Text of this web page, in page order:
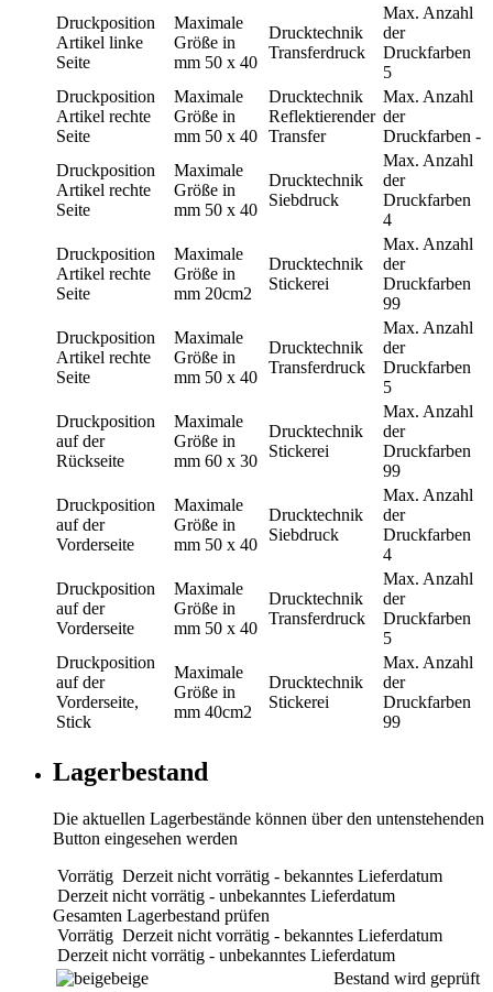
Druckposition
Artikel linke
Seite
Maximale
Größe in
mm 50 x 40
Drucktechnik
Transferdruck
Max. Anzahl
der
Druckfarben
5
Druckposition
Artikel rechte
Seite
Maximale
Größe in
mm 50 x 40
Drucktechnik
Reflektierender
Transfer
Max. Anzahl
der
Druckfarben -
Druckposition
Artikel rechte
Seite
Maximale
Größe in
mm 50 x 40
Drucktechnik
Siebdruck
Max. Anzahl
der
Druckfarben
4
Druckposition
Artikel rechte
Seite
Maximale
Größe in
mm 20cm2
Drucktechnik
Stickerei
Max. Anzahl
der
Druckfarben
99
Druckposition
Artikel rechte
Seite
Maximale
Größe in
mm 50 x 40
Drucktechnik
Transferdruck
Max. Anzahl
der
Druckfarben
5
Druckposition
auf der
Rückseite
Maximale
Größe in
mm 60 x 30
Drucktechnik
Stickerei
Max. Anzahl
der
Druckfarben
99
Druckposition
auf der
Vorderseite
Maximale
Größe in
mm 50 x 40
Drucktechnik
Siebdruck
Max. Anzahl
der
Druckfarben
4
Druckposition
auf der
Vorderseite
Maximale
Größe in
mm 50 x 40
Drucktechnik
Transferdruck
Max. Anzahl
der
Druckfarben
5
Druckposition
auf der
Vorderseite,
Stick
Maximale
Größe in
mm 40cm2
Drucktechnik
Stickerei
Max. Anzahl
der
Druckfarben
99
Lagerbestand
Die aktuellen Lagerbestände können über den untenstehenden
Button eingesehen werden
Vorrätig Derzeit nicht vorrätig - bekanntes Lieferdatum
Derzeit nicht vorrätig - unbekanntes Lieferdatum
Gesamten Lagerbestand prüfen
Vorrätig Derzeit nicht vorrätig - bekanntes Lieferdatum
Derzeit nicht vorrätig - unbekanntes Lieferdatum
beige
Bestand wird geprüft